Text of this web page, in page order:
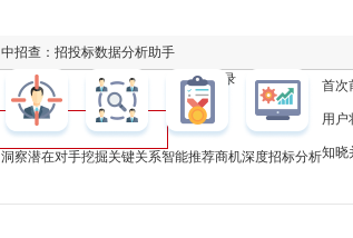
中招查：招投标数据分析助手
洞察潜在对手挖掘关键关系智能推荐商机深度招标分析
首次
用户
知晓
凯发k8登录